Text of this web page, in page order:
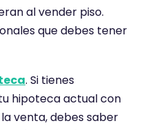
al vender piso.
que debes tener
. Si tienes
hipoteca actual con
venta, debes saber